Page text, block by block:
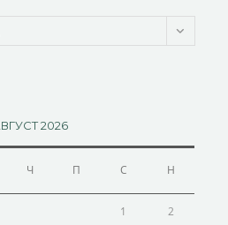
2026
Ч П С Н
1 2